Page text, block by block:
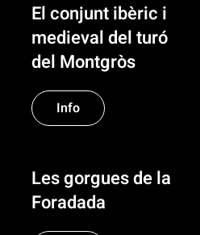
El conjunt ibèric i
medieval del turó
del Montgròs
Info
Les gorgues de la
Foradada